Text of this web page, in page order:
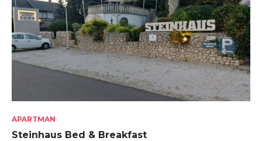
APARTMAN
Steinhaus Bed & Breakfast